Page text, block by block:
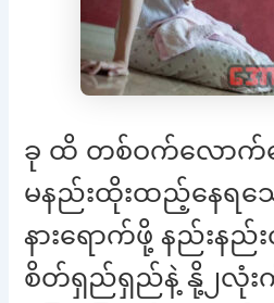
ခု ထိ တစ်ဝက်လောက်
မနည်းထိုးထည့်နေရ
နားရောက်ဖို့ နည်းန
စိတ်ရှည်ရှည်နဲ့ နို့၂လုံး